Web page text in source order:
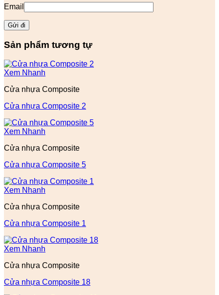
Email
Sản phẩm tương tự
Xem Nhanh
Cửa nhựa Composite
Cửa nhựa Composite 2
Xem Nhanh
Cửa nhựa Composite
Cửa nhựa Composite 5
Xem Nhanh
Cửa nhựa Composite
Cửa nhựa Composite 1
Xem Nhanh
Cửa nhựa Composite
Cửa nhựa Composite 18